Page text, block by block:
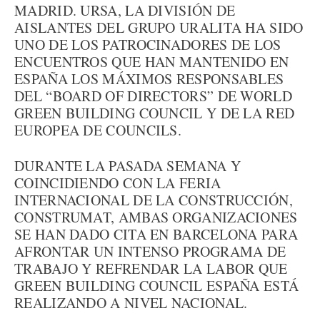
MADRID. URSA, LA DIVISIÓN DE
AISLANTES DEL GRUPO URALITA HA SIDO
UNO DE LOS PATROCINADORES DE LOS
ENCUENTROS QUE HAN MANTENIDO EN
ESPAÑA LOS MÁXIMOS RESPONSABLES
DEL “BOARD OF DIRECTORS” DE WORLD
GREEN BUILDING COUNCIL Y DE LA RED
EUROPEA DE COUNCILS.
DURANTE LA PASADA SEMANA Y
COINCIDIENDO CON LA FERIA
INTERNACIONAL DE LA CONSTRUCCIÓN,
CONSTRUMAT, AMBAS ORGANIZACIONES
SE HAN DADO CITA EN BARCELONA PARA
AFRONTAR UN INTENSO PROGRAMA DE
TRABAJO Y REFRENDAR LA LABOR QUE
GREEN BUILDING COUNCIL ESPAÑA ESTÁ
REALIZANDO A NIVEL NACIONAL.